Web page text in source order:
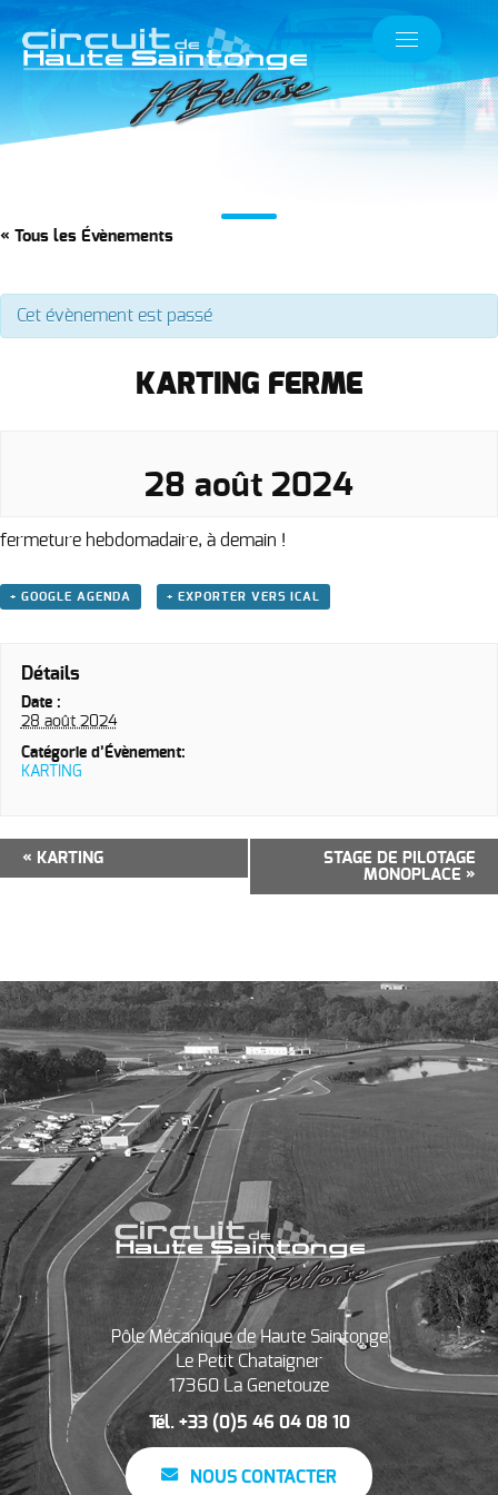
« Tous les Évènements
Cet évènement est passé
KARTING FERME
28 août 2024
fermeture hebdomadaire, à demain !
+ GOOGLE AGENDA + EXPORTER VERS ICAL
Détails
Date :
28 août 2024
Catégorie d’Évènement:
KARTING
Navigation
Évènement
« KARTING
STAGE DE PILOTAGE
MONOPLACE »
Pôle Mécanique de Haute Saintonge
Le Petit Chataigner
17360 La Genetouze
Tél. +33 (0)5 46 04 08 10
NOUS CONTACTER